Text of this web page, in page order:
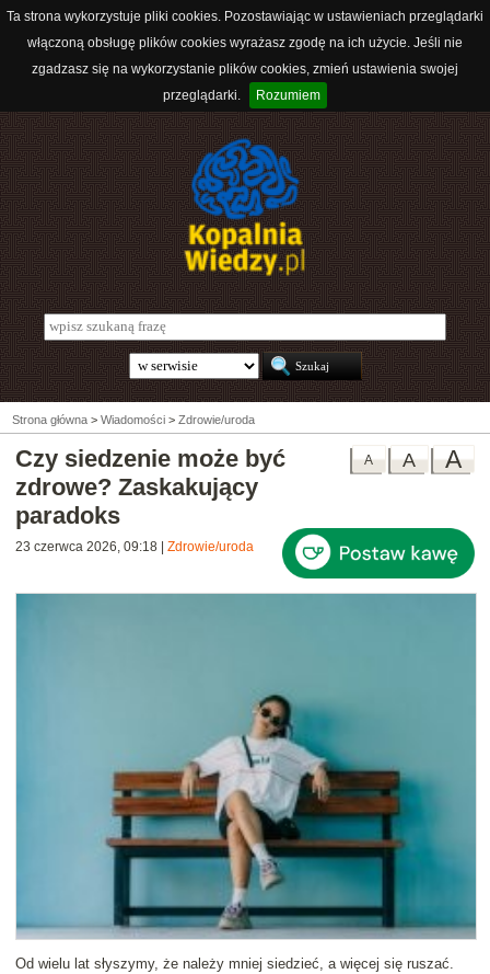
Ta strona wykorzystuje pliki cookies. Pozostawiając w ustawieniach przeglądarki
włączoną obsługę plików cookies wyrażasz zgodę na ich użycie. Jeśli nie
zgadzasz się na wykorzystanie plików cookies, zmień ustawienia swojej
przeglądarki.
Rozumiem
Strona główna > Wiadomości > Zdrowie/uroda
A
A
A
Czy siedzenie może być
zdrowe? Zaskakujący
paradoks
23 czerwca 2026, 09:18 Zdrowie/uroda
Od wielu lat słyszymy, że należy mniej siedzieć, a więcej się ruszać.